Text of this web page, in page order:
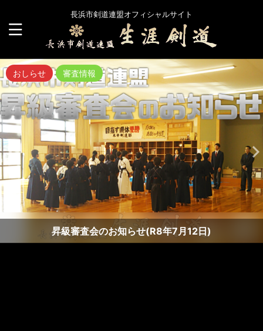
長浜市剣道連盟オフィシャルサイト
おしらせ 審査情報
昇級審査会のお知らせ(R8年7月12日)